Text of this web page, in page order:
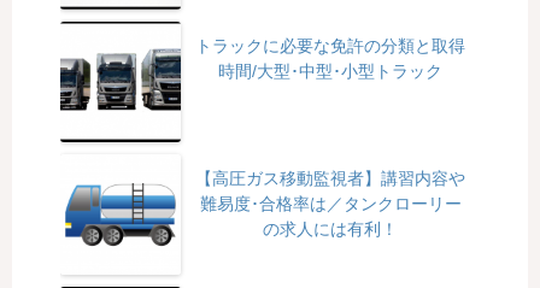
トラックに必要な免許の分類と取得
時間/大型･中型･小型トラック
【高圧ガス移動監視者】講習内容や
難易度･合格率は／タンクローリー
の求人には有利！